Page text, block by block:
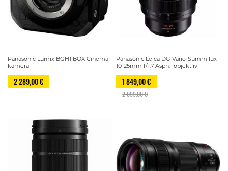
Panasonic Lumix BGH1 BOX Cinema-
kamera
2 289,00 €
Panasonic Leica DG Vario-Summilux
10-25mm f/1.7 Asph. -objektiivi
1 849,00 €
2 099,00 €